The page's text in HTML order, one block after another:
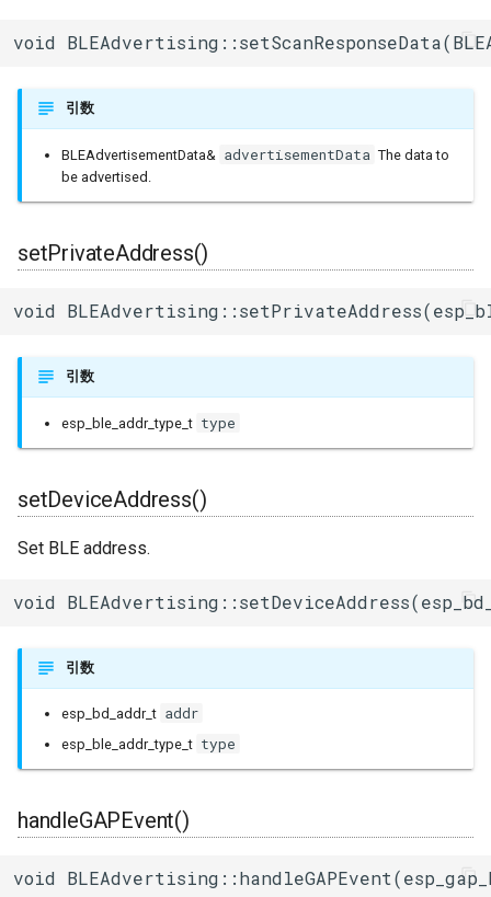
void
引数
BLEAdvertisementData& advertisementData The data to
be advertised.
setPrivateAddress()
void
引数
esp_ble_addr_type_t type
setDeviceAddress()
Set BLE address.
void
引数
esp_bd_addr_t addr
esp_ble_addr_type_t type
handleGAPEvent()
void